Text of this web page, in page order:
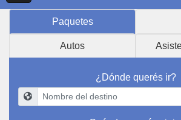
Paquetes
Autos
¿Dónde querés ir?